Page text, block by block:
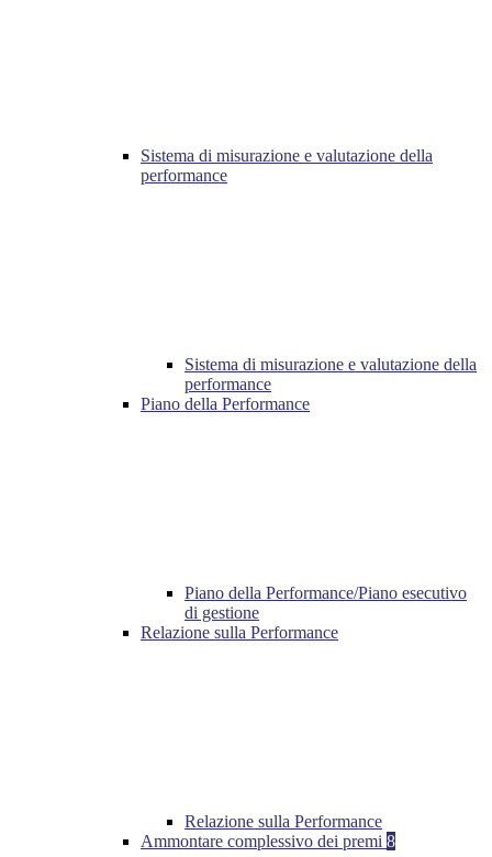
Sistema di misurazione e valutazione della
performance
Sistema di misurazione e valutazione della
performance
Piano della Performance
Piano della Performance/Piano esecutivo
di gestione
Relazione sulla Performance
Relazione sulla Performance
Ammontare complessivo dei premi 8